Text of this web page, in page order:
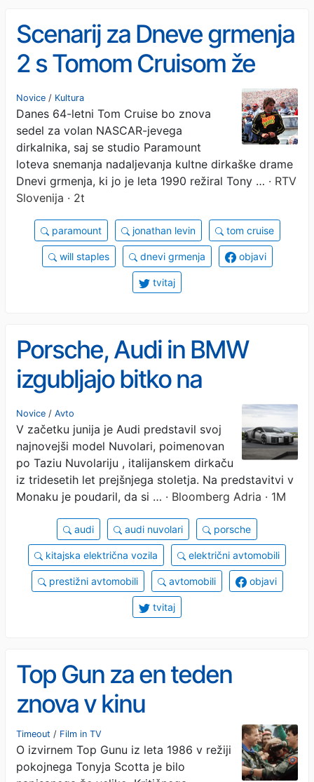
Scenarij za Dneve grmenja
2 s Tomom Cruisom že
napisan. V teku so
pogajanja glede režiserja.
Novice / Kultura
Danes 64-letni Tom Cruise bo znova
sedel za volan NASCAR-jevega
dirkalnika, saj se studio Paramount
loteva snemanja nadaljevanja kultne dirkaške drame
Dnevi grmenja, ki jo je leta 1990 režiral Tony … · RTV
Slovenija · 2t
paramount jonathan levin tom cruise
will staples dnevi grmenja objavi
tvitaj
Porsche, Audi in BMW
izgubljajo bitko na
Kitajskem: domače
znamke spreminjajo
pravila igre
Novice / Avto
V začetku junija je Audi predstavil svoj
najnovejši model Nuvolari, poimenovan
po Taziu Nuvolariju , italijanskem dirkaču
iz tridesetih let prejšnjega stoletja. Na predstavitvi v
Monaku je poudaril, da si … · Bloomberg Adria · 1M
audi audi nuvolari porsche
kitajska električna vozila električni avtomobili
prestižni avtomobili avtomobili objavi
tvitaj
Top Gun za en teden
znova v kinu
Timeout / Film in TV
O izvirnem Top Gunu iz leta 1986 v režiji
pokojnega Tonyja Scotta je bilo